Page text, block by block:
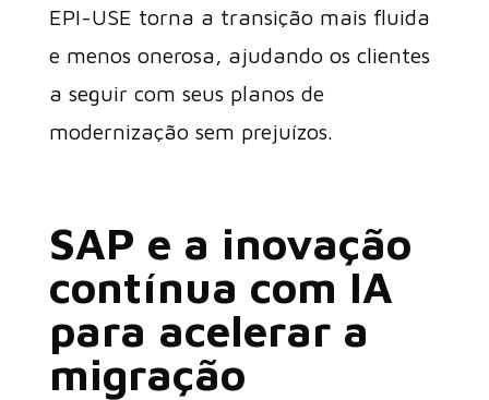
EPI-USE torna a transição mais fluida
e menos onerosa, ajudando os clientes
a seguir com seus planos de
modernização sem prejuízos.
SAP e a inovação
contínua com IA
para acelerar a
migração